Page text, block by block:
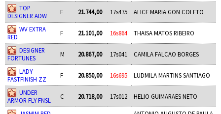
TOP
DESIGNER ADW
F 21.744,00 17s475 ALICE MARIA GON COLETO
WV EXTRA
RED
F 21.101,00 16s864 THAISA MATOS RIBEIRO
DESIGNER
FORTUNES
M 20.867,00 17s041 CAMILA FALCAO BORGES
LADY
FASTFINISH ZZ
F 20.850,00 16s695 LUDMILA MARTINS SANTIAGO
UNDER
ARMOR FLY FNSL
C 20.718,00 17s012 HELIO GUIMARAES NETO